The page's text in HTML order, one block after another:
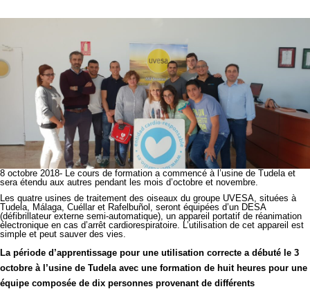
8 octobre 2018- Le cours de formation a commencé à l’usine de Tudela et
sera étendu aux autres pendant les mois d’octobre et novembre.
Les quatre usines de traitement des oiseaux du groupe UVESA, situées à
Tudela, Málaga, Cuéllar et Rafelbuñol, seront équipées d’un DESA
(défibrillateur externe semi-automatique), un appareil portatif de réanimation
électronique en cas d’arrêt cardiorespiratoire. L’utilisation de cet appareil est
simple et peut sauver des vies.
La période d’apprentissage pour une utilisation correcte a débuté le 3
octobre à l’usine de Tudela avec une formation de huit heures pour une
équipe composée de dix personnes provenant de différents